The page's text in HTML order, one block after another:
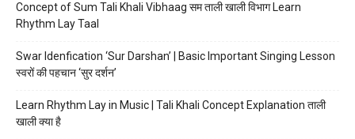
Concept of Sum Tali Khali Vibhaag सम ताली खाली विभाग Learn
Rhythm Lay Taal
Swar Idenfication ‘Sur Darshan’ | Basic Important Singing Lesson
स्वरों की पहचान ‘सुर दर्शन’
Learn Rhythm Lay in Music | Tali Khali Concept Explanation ताली
खाली क्या है